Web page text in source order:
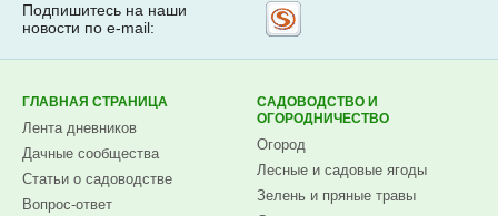
Подпишитесь на наши
новости по e-mail:
ГЛАВНАЯ СТРАНИЦА
Лента дневников
Дачные сообщества
Статьи о садоводстве
Вопрос-ответ
САДОВОДСТВО И
ОГОРОДНИЧЕСТВО
Огород
Лесные и садовые ягоды
Зелень и пряные травы